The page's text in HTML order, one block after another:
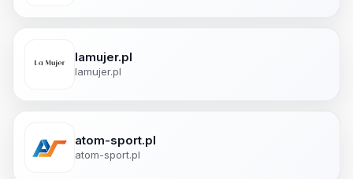
lamujer.pl
lamujer.pl
atom-sport.pl
atom-sport.pl